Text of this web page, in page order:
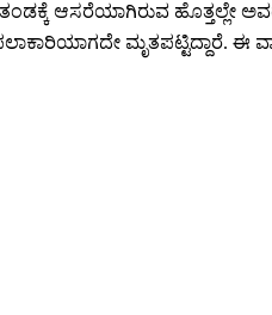
ಆಸರೆಯಾಗಿರುವ ಹೊತ್ತಲ್ಲೇ
ಮೃತಪಟ್ಟಿದ್ದಾರೆ. ಈ